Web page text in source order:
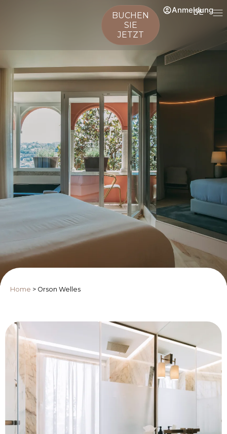
DE
Anmeldung
BUCHEN
SIE
JETZT
Home > Orson Welles